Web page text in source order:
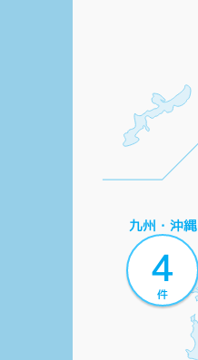
九州・沖縄
4
件